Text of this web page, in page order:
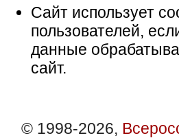
Сайт использует
пользователей,
данные
сайт.
© 1998-2026,